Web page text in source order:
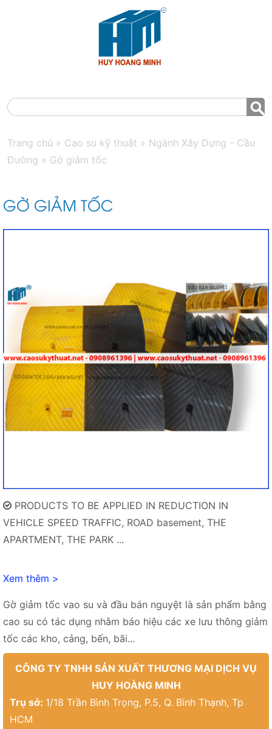
Trang chủ » Cao su kỹ thuật » Ngành Xây Dựng - Cầu
Đường » Gờ giảm tốc
GỜ GIẢM TỐC
PRODUCTS TO BE APPLIED IN REDUCTION IN
VEHICLE SPEED TRAFFIC, ROAD basement, THE
APARTMENT, THE PARK ...
Xem thêm >
Gờ giảm tốc vao su và đầu bán nguyệt là sản phẩm bằng
cao su có tác dụng nhằm báo hiệu các xe lưu thông giảm
tốc các kho, cảng, bến, bãi...
CÔNG TY TNHH SẢN XUẤT THƯƠNG MẠI DỊCH VỤ
HUY HOÀNG MINH
Trụ sở: 1/18 Trần Bình Trọng, P.5, Q. Bình Thạnh, Tp
HCM